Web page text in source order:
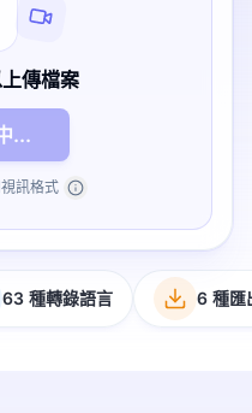
傳檔案
...
訊格式
63 種轉錄語言 6 種匯